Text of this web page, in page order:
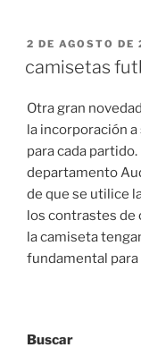
PUBLICADO
2 DE AGOSTO DE
camisetas
Otra gran
la incorporación
para cada
departamento
de que se utilice
los contrastes de
la camiseta
fundamental
Buscar